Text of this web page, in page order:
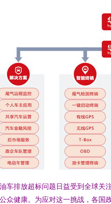
车排放超标问题日益受到全球关
众健康。为应对这一挑战，各国